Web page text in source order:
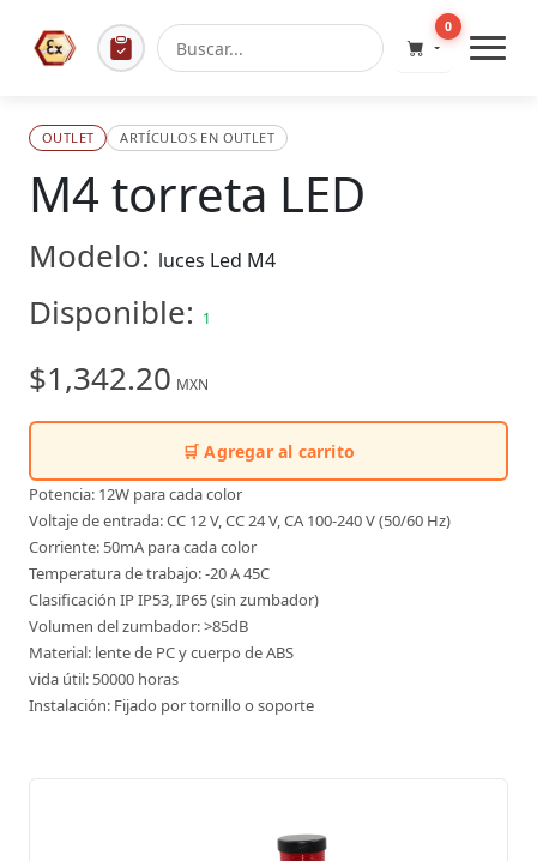
0
OUTLET ARTÍCULOS EN OUTLET
M4 torreta LED
Modelo: luces Led M4
Disponible: 1
$1,342.20 MXN
🛒 Agregar al carrito
Potencia: 12W para cada color
Voltaje de entrada: CC 12 V, CC 24 V, CA 100-240 V (50/60 Hz)
Corriente: 50mA para cada color
Temperatura de trabajo: -20 A 45C
Clasificación IP IP53, IP65 (sin zumbador)
Volumen del zumbador: >85dB
Material: lente de PC y cuerpo de ABS
vida útil: 50000 horas
Instalación: Fijado por tornillo o soporte